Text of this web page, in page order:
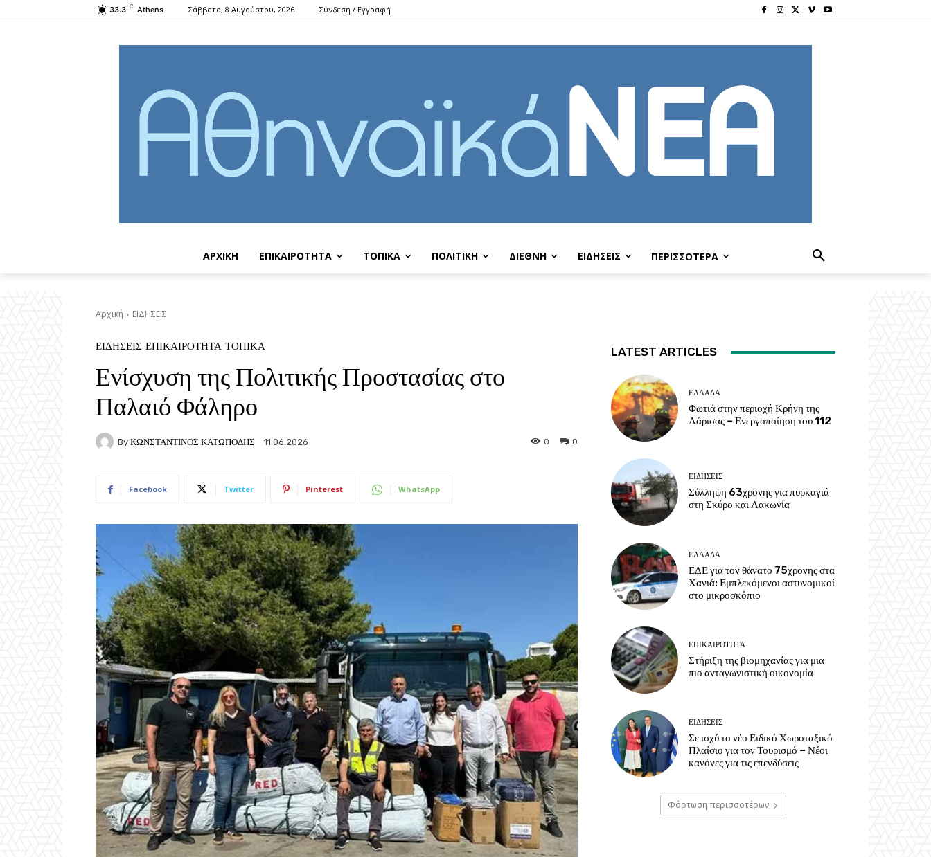
33.3 C Athens Σάββατο, 8 Αυγούστου, 2026 Σύνδεση / Εγγραφή
ΑΡΧΙΚΗ ΕΠΙΚΑΙΡΟΤΗΤΑ ΤΟΠΙΚΑ ΠΟΛΙΤΙΚΗ ΔΙΕΘΝΗ EIΔΗΣΕΙΣ ΠΕΡΙΣΣΟΤΕΡΑ
Αρχική ΕΙΔΗΣΕΙΣ
ΕΙΔΗΣΕΙΣ ΕΠΙΚΑΙΡΟΤΗΤΑ ΤΟΠΙΚΑ
Ενίσχυση της Πολιτικής Προστασίας στο
Παλαιό Φάληρο
By ΚΩΝΣΤΑΝΤΙΝΟΣ ΚΑΤΩΠΟΔΗΣ 11.06.2026 0
0
Facebook Twitter Pinterest WhatsApp
LATEST ARTICLES
ΕΛΛΑΔΑ
Φωτιά στην περιοχή Κρήνη της
Λάρισας – Ενεργοποίηση του 112
ΕΙΔΗΣΕΙΣ
Σύλληψη 63χρονης για πυρκαγιά
στη Σκύρο και Λακωνία
ΕΛΛΑΔΑ
ΕΔΕ για τον θάνατο 75χρονης στα
Χανιά: Εμπλεκόμενοι αστυνομικοί
στο μικροσκόπιο
ΕΠΙΚΑΙΡΟΤΗΤΑ
Στήριξη της βιομηχανίας για μια
πιο ανταγωνιστική οικονομία
ΕΙΔΗΣΕΙΣ
Σε ισχύ το νέο Ειδικό Χωροταξικό
Πλαίσιο για τον Τουρισμό – Νέοι
κανόνες για τις επενδύσεις
Φόρτωση περισσοτέρων